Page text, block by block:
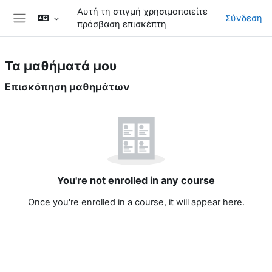
Μετάβαση στο κεντρικό περιεχόμενο
Πλευρικός πίνακας
Αυτή τη στιγμή χρησιμοποιείτε
πρόσβαση επισκέπτη
Σύνδεση
Τα μαθήματά μου
Μπλοκ
Παράλειψη Επισκόπηση μαθημάτων
Επισκόπηση μαθημάτων
You're not enrolled in any course
Once you're enrolled in a course, it will appear here.